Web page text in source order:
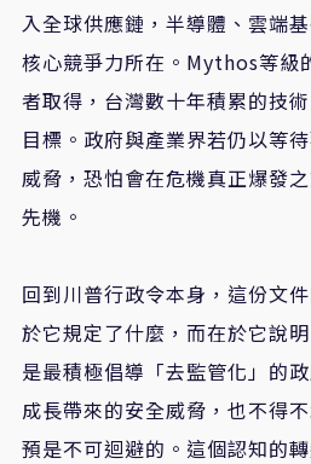
入全球供應鏈，半導體、雲端
核心競爭力所在。 Mythos等級
者取得，台灣數十年積累的技
目標。政府與產業界若仍以等
威脅，恐怕會在危機真正爆發
先機。
回到川普行政令本身，這份文
於它規定了什麼，而在於它說
是最積極倡導「去監管化」的
成長帶來的安全威脅，也不得
預是不可迴避的。這個認知的